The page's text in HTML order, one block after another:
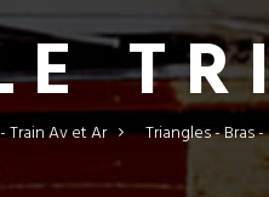
Train Av et Ar > Triangles - Bras